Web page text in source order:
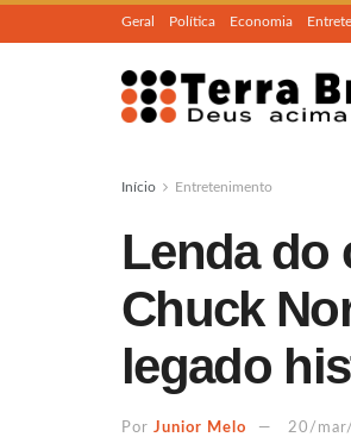
Geral Política Economia
Início Entretenimento
Lenda do
Chuck
legado
Por Junior Melo 20/